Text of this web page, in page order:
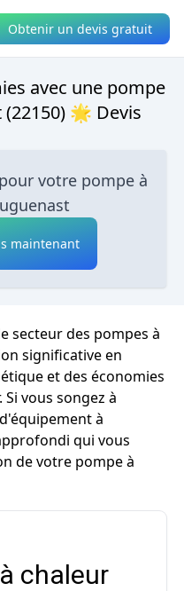
Obtenir un devis gratuit
avec une pompe
🌟 Devis
votre pompe à
maintenant
secteur des pompes à
significative en
et des économies
vous songez à
à
qui vous
de votre pompe à
chaleur